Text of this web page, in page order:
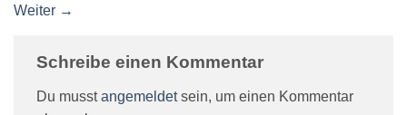
Weiter →
Schreibe einen Kommentar
Du musstangemeldetsein, um einen Kommentar